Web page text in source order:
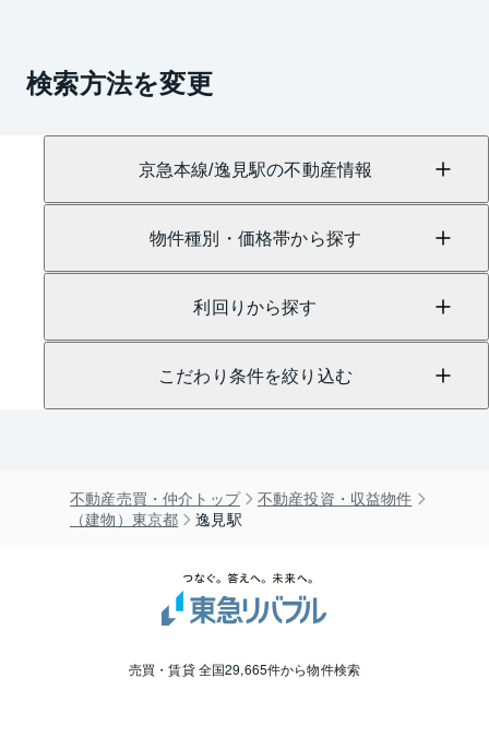
検索方法を変更
京急本線/逸見駅の不動産情報
物件種別・価格帯から探す
利回りから探す
こだわり条件を絞り込む
不動産売買・仲介トップ
不動産投資・収益物件
（建物）東京都
逸見駅
売買・賃貸 全国29,665件から物件検索